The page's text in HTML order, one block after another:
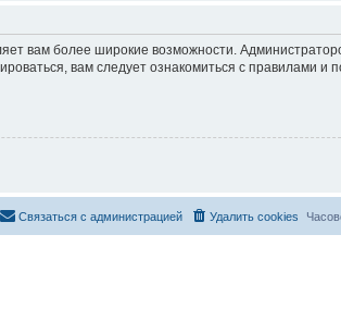
вам более широкие возможности.
вам следует ознакомиться с правилами и
Удалить cookies
Связаться с администрацией